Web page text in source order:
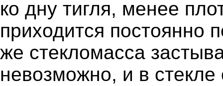
ко дну тигля, менее
приходится постоянно
же стекломасса
невозможно, и в